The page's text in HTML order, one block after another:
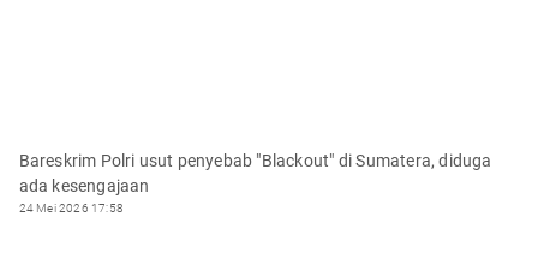
Bareskrim Polri usut penyebab "Blackout" di Sumatera, diduga
ada kesengajaan
24 Mei 2026 17:58